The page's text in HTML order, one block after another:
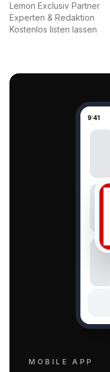
Lemon Exclusiv Partner
Experten & Redaktion
Kostenlos listen lassen
9:41
MOBILE APP